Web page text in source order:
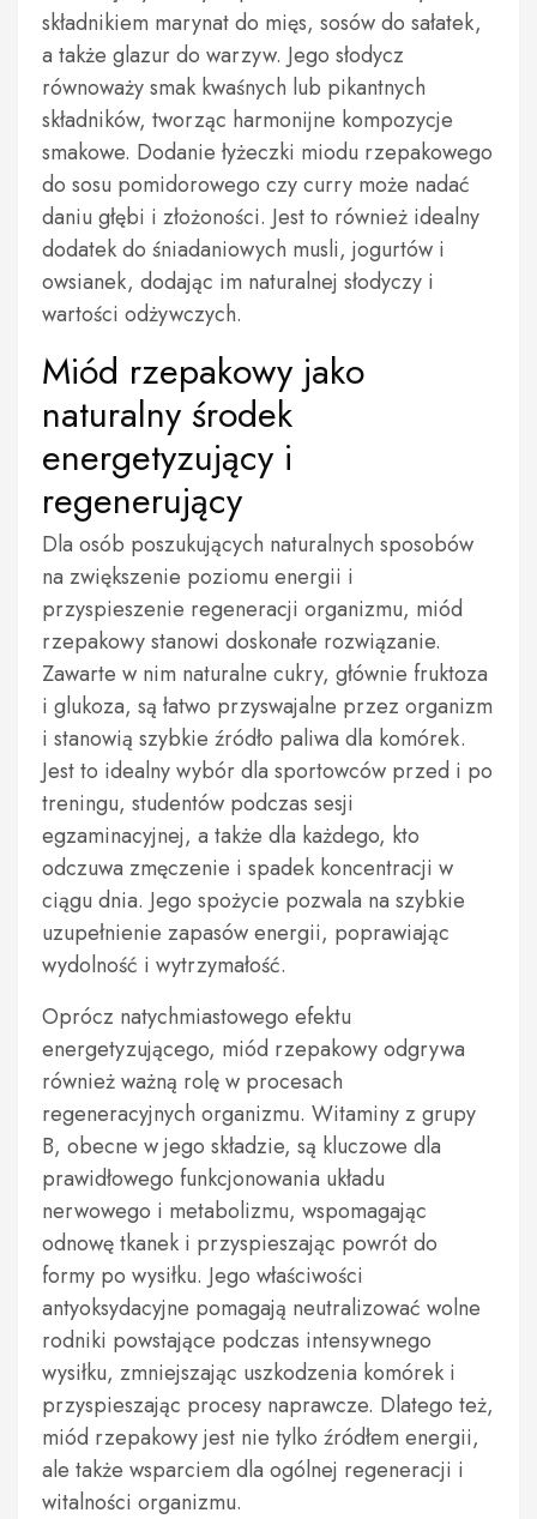
składnikiem marynat do mięs, sosów do sałatek,
a także glazur do warzyw. Jego słodycz
równoważy smak kwaśnych lub pikantnych
składników, tworząc harmonijne kompozycje
smakowe. Dodanie łyżeczki miodu rzepakowego
do sosu pomidorowego czy curry może nadać
daniu głębi i złożoności. Jest to również idealny
dodatek do śniadaniowych musli, jogurtów i
owsianek, dodając im naturalnej słodyczy i
wartości odżywczych.
Miód rzepakowy jako
naturalny środek
energetyzujący i
regenerujący
Dla osób poszukujących naturalnych sposobów
na zwiększenie poziomu energii i
przyspieszenie regeneracji organizmu, miód
rzepakowy stanowi doskonałe rozwiązanie.
Zawarte w nim naturalne cukry, głównie fruktoza
i glukoza, są łatwo przyswajalne przez organizm
i stanowią szybkie źródło paliwa dla komórek.
Jest to idealny wybór dla sportowców przed i po
treningu, studentów podczas sesji
egzaminacyjnej, a także dla każdego, kto
odczuwa zmęczenie i spadek koncentracji w
ciągu dnia. Jego spożycie pozwala na szybkie
uzupełnienie zapasów energii, poprawiając
wydolność i wytrzymałość.
Oprócz natychmiastowego efektu
energetyzującego, miód rzepakowy odgrywa
również ważną rolę w procesach
regeneracyjnych organizmu. Witaminy z grupy
B, obecne w jego składzie, są kluczowe dla
prawidłowego funkcjonowania układu
nerwowego i metabolizmu, wspomagając
odnowę tkanek i przyspieszając powrót do
formy po wysiłku. Jego właściwości
antyoksydacyjne pomagają neutralizować wolne
rodniki powstające podczas intensywnego
wysiłku, zmniejszając uszkodzenia komórek i
przyspieszając procesy naprawcze. Dlatego też,
miód rzepakowy jest nie tylko źródłem energii,
ale także wsparciem dla ogólnej regeneracji i
witalności organizmu.